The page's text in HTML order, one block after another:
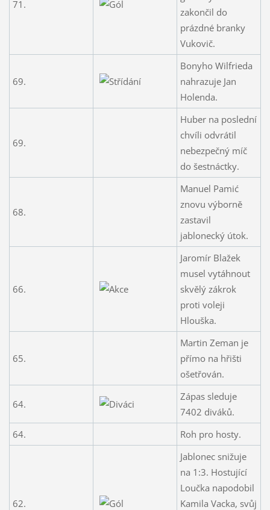
71.
zakončil do
prázdné branky
Vukovič.
69.
Bonyho Wilfrieda
nahrazuje Jan
Holenda.
69.
Huber na poslední
chvíli odvrátil
nebezpečný míč
do šestnáctky.
68.
Manuel Pamić
znovu výborně
zastavil
jablonecký útok.
66.
Jaromír Blažek
musel vytáhnout
skvělý zákrok
proti voleji
Hlouška.
65.
Martin Zeman je
přímo na hřišti
ošetřován.
64.
Zápas sleduje
7402 diváků.
64.
Roh pro hosty.
62.
Jablonec snižuje
na 1:3. Hostující
Loučka napodobil
Kamila Vacka, svůj